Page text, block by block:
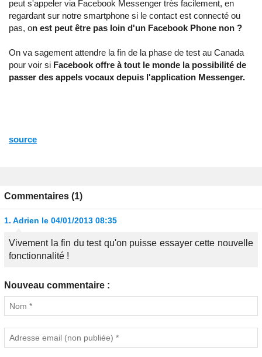
peut s'appeler via Facebook Messenger très facilement, en
regardant sur notre smartphone si le contact est connecté ou
pas, on est peut être pas loin d'un Facebook Phone non ?
On va sagement attendre la fin de la phase de test au Canada
pour voir si Facebook offre à tout le monde la possibilité de
passer des appels vocaux depuis l'application Messenger.
source
Commentaires (1)
1. Adrien le 04/01/2013 08:35
Vivement la fin du test qu'on puisse essayer cette nouvelle
fonctionnalité !
Nouveau commentaire :